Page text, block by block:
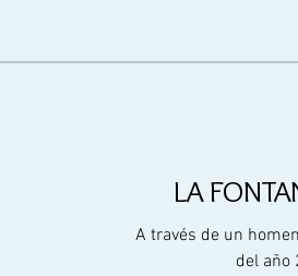
LA
A través de un
del año